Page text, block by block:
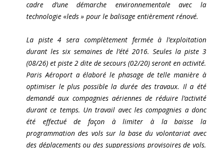
cadre d’une démarche environnementale avec la
technologie «leds » pour le balisage entièrement rénové.
La piste 4 sera complètement fermée à l’exploitation
durant les six semaines de l’été 2016. Seules la piste 3
(08/26) et piste 2 dite de secours (02/20) seront en activité.
Paris Aéroport a élaboré le phasage de telle manière à
optimiser le plus possible la durée des travaux. Il a été
demandé aux compagnies aériennes de réduire l’activité
durant ce temps. Un travail avec les compagnies a donc
été effectué de façon à limiter à la baisse la
programmation des vols sur la base du volontariat avec
des déplacements ou des suppressions provisoires de vols.